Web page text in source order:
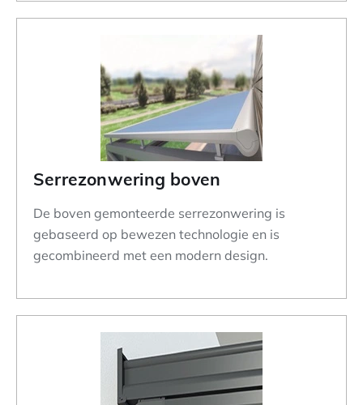
Serrezonwering boven
De boven gemonteerde serrezonwering is
gebaseerd op bewezen technologie en is
gecombineerd met een modern design.